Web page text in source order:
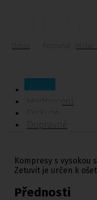
Dotaz Porovnat
Popis
Hodnocení
Diskuze
Dopravné
Kompresy s vysokou
Zetuvit je určen k
Přednosti